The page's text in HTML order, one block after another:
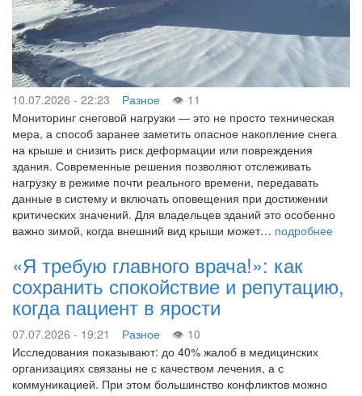
10.07.2026 - 22:23 Разное
11
Мониторинг снеговой нагрузки — это не просто техническая
мера, а способ заранее заметить опасное накопление снега
на крыше и снизить риск деформации или повреждения
здания. Современные решения позволяют отслеживать
нагрузку в режиме почти реального времени, передавать
данные в систему и включать оповещения при достижении
критических значений. Для владельцев зданий это особенно
важно зимой, когда внешний вид крыши может… подробнее
«Я требую главного врача!»: как
сохранить спокойствие и репутацию,
когда пациент в ярости
07.07.2026 - 19:21 Разное
10
Исследования показывают: до 40% жалоб в медицинских
организациях связаны не с качеством лечения, а с
коммуникацией. При этом большинство конфликтов можно